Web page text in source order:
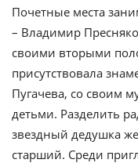
Почетные места
– Владимир
своими вторыми
присутствовала
Пугачева, со своим
детьми. Разделить
звездный дедушка
старший. Среди